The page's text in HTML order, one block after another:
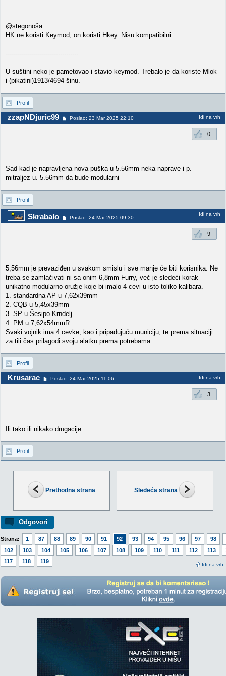
Prethodna strana Sledeća strana
Odgovori
Strana: 1 87 88 89 90 91 92 93 94 95 96 97
98
102
103 104 105 106 107 108 109 110 111 112 113
117
118 119
Idi na vrh
@stegonoša
HK ne koristi Keymod, on koristi Hkey. Nisu kompatibilni.
------------------------------------
U suštini neko je pametovao i stavio keymod. Trebalo je da koriste Mlok
i (pikatini)1913/4694 šinu.
Profil
zzapNDjuric99 Poslao: 23 Mar 2025 22:10 Idi na vrh
0
Sad kad je napravljena nova puška u 5.56mm neka naprave i p.
mitraljez u. 5.56mm da bude modularni
Profil
Skrabalo Poslao: 24 Mar 2025 09:30
Idi na vrh
9
5,56mm je prevaziđen u svakom smislu i sve manje će biti korisnika. Ne
treba se zamlaćivati ni sa onim 6,8mm Furry, već je sledeći korak
unikatno modularno oružje koje bi imalo 4 cevi u isto toliko kalibara.
1. standardna AP u 7,62x39mm
2. CQB u 5,45x39mm
3. SP u Šesipo Krndelj
4. PM u 7,62x54mmR
Svaki vojnik ima 4 cevke, kao i pripadujuću municiju, te prema situaciji
za tili čas prilagodi svoju alatku prema potrebama.
Profil
Krusarac Poslao: 24 Mar 2025 11:06 Idi na vrh
3
Ili tako ili nikako drugacije.
Profil